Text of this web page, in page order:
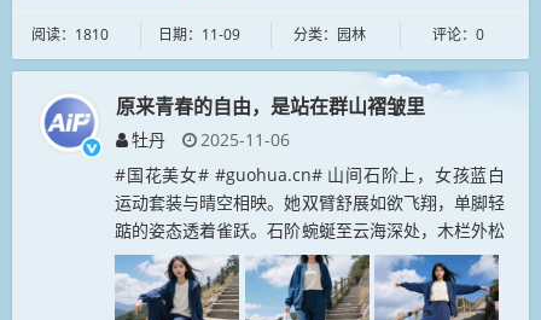
阅读：1810 日期：11-09 分类：园林 评论：0
原来青春的自由，是站在群山褶皱里
牡丹
2025-11-06
#国花美女# #guohua.cn# 山间石阶上，女孩蓝白
运动套装与晴空相映。她双臂舒展如欲飞翔，单脚轻
踮的姿态透着雀跃。石阶蜿蜒至云海深处，木栏外松
涛阵阵。山风扬起她及腰长发，阳光在发梢跳跃成细
碎金斑。此刻所有烦恼...